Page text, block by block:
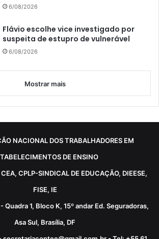
6/08/2026
Flávio escolhe vice investigado por
suspeita de estupro de vulnerável
6/08/2026
Mostrar mais
NACIONAL DOS TRABALHADORES EM
DE ENSINO
CPLP-SINDICAL DE EDUCAÇÃO, DIEESE,
FISE, IE
Quadra 1, Bloco K, 15º andar Ed. Seguradoras,
Asa Sul, Brasília, DF